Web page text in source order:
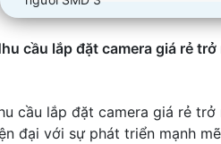
cầu lắp đặt camera giá rẻ
cầu lắp đặt camera giá rẻ
đại với sự phát triển mạnh